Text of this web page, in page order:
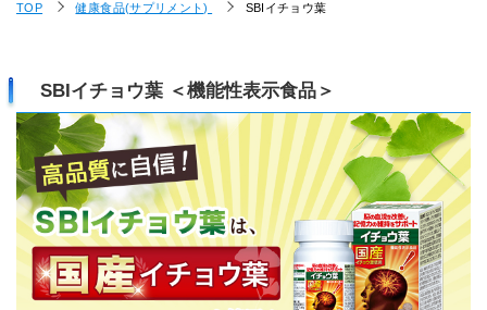
TOP 健康食品(サプリメント) SBIイチョウ葉
SBIイチョウ葉 ＜機能性表示食品＞